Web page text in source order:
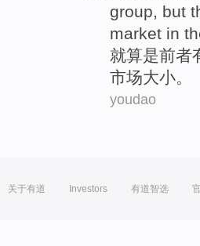
group, but
market in
就算是前者
市场大小。
youdao
关于有道 Investors 有道智选